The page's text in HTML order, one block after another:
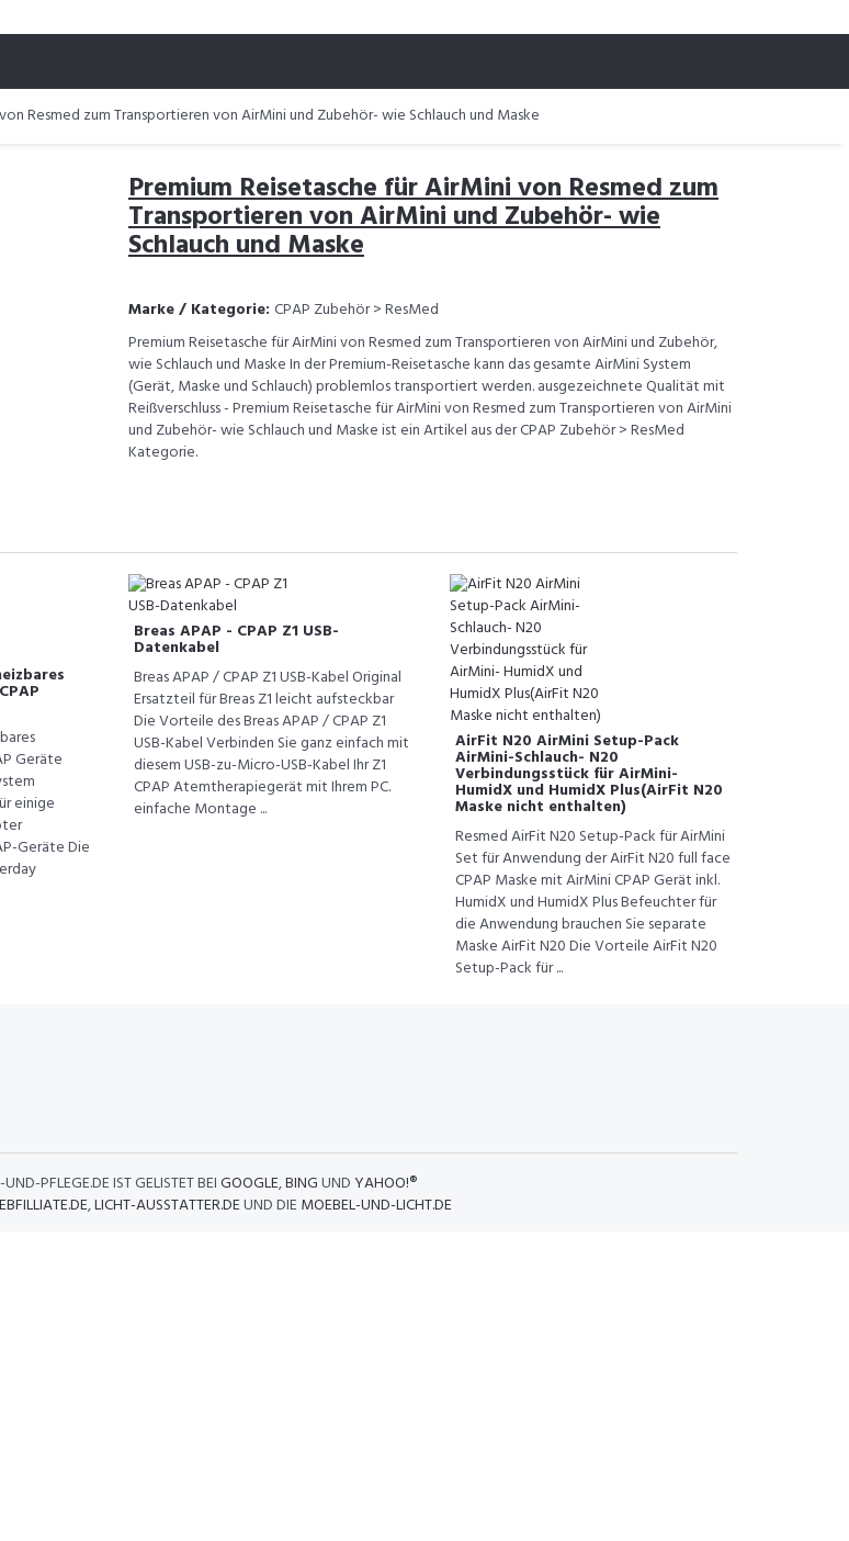
Resmed zum Transportieren von AirMini und Zubehör- wie Schlauch und Maske
Premium Reisetasche für AirMini von Resmed zum
Transportieren von AirMini und Zubehör- wie
Schlauch und Maske
Marke / Kategorie: CPAP Zubehör > ResMed
Premium Reisetasche für AirMini von Resmed zum Transportieren von AirMini und Zubehör,
wie Schlauch und Maske In der Premium-Reisetasche kann das gesamte AirMini System
(Gerät, Maske und Schlauch) problemlos transportiert werden. ausgezeichnete Qualität mit
Reißverschluss - Premium Reisetasche für AirMini von Resmed zum Transportieren von AirMini
und Zubehör- wie Schlauch und Maske ist ein Artikel aus der CPAP Zubehör > ResMed
Kategorie.
Geräte
einige
Geräte Die
Breas APAP - CPAP Z1 USB-
Datenkabel
Breas APAP / CPAP Z1 USB-Kabel Original
Ersatzteil für Breas Z1 leicht aufsteckbar
Die Vorteile des Breas APAP / CPAP Z1
USB-Kabel Verbinden Sie ganz einfach mit
diesem USB-zu-Micro-USB-Kabel Ihr Z1
CPAP Atemtherapiegerät mit Ihrem PC.
einfache Montage ...
AirFit N20 AirMini Setup-Pack
AirMini-Schlauch- N20
Verbindungsstück für AirMini-
HumidX und HumidX Plus(AirFit N20
Maske nicht enthalten)
Resmed AirFit N20 Setup-Pack für AirMini
Set für Anwendung der AirFit N20 full face
CPAP Maske mit AirMini CPAP Gerät inkl.
HumidX und HumidX Plus Befeuchter für
die Anwendung brauchen Sie separate
Maske AirFit N20 Die Vorteile AirFit N20
Setup-Pack für ...
PFLEGE.DE IST GELISTET BEIGOOGLE,BINGUND YAHOO!®
,LICHT-AUSSTATTER.DEUND DIE MOEBEL-UND-LICHT.DE